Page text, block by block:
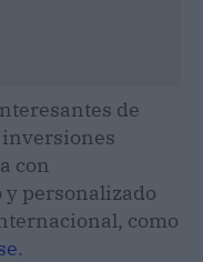
de
con
personalizado
como
.